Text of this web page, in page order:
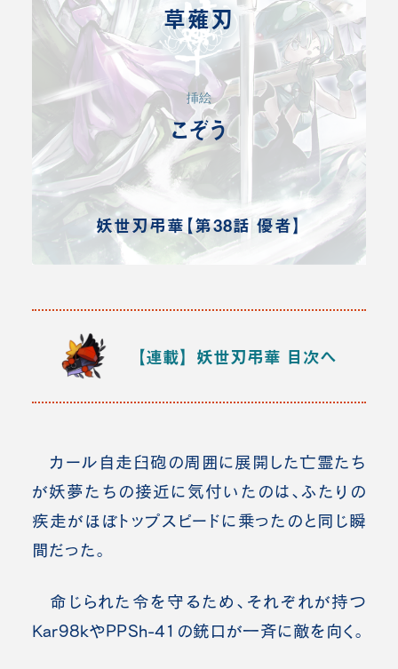
草薙刃
挿絵
こぞう
妖世刃弔華【第38話 優者】
【連載】妖世刃弔華 目次へ
カール自走臼砲の周囲に展開した亡霊たち
が妖夢たちの接近に気付いたのは、ふたりの
疾走がほぼトップスピードに乗ったのと同じ瞬
間だった。
命じられた令を守るため、それぞれが持つ
Kar98kやPPSh-41の銃口が一斉に敵を向く。